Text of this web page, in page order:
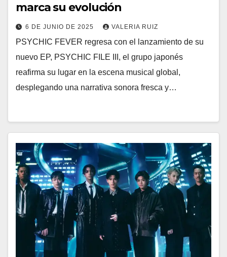
marca su evolución
6 DE JUNIO DE 2025 VALERIA RUIZ
PSYCHIC FEVER regresa con el lanzamiento de su
nuevo EP, PSYCHIC FILE III, el grupo japonés
reafirma su lugar en la escena musical global,
desplegando una narrativa sonora fresca y…